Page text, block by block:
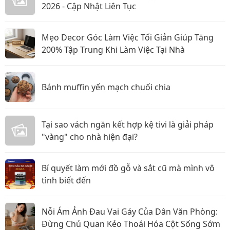
2026 - Cập Nhật Liên Tục
Mẹo Decor Góc Làm Việc Tối Giản Giúp Tăng
200% Tập Trung Khi Làm Việc Tại Nhà
Bánh muffin yến mạch chuối chia
Tại sao vách ngăn kết hợp kệ tivi là giải pháp
"vàng" cho nhà hiện đại?
Bí quyết làm mới đồ gỗ và sắt cũ mà mình vô
tình biết đến
Nỗi Ám Ảnh Đau Vai Gáy Của Dân Văn Phòng:
Đừng Chủ Quan Kẻo Thoái Hóa Cột Sống Sớm